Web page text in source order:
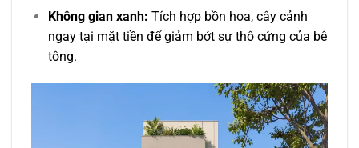
Không gian xanh: Tích hợp bồn hoa, cây cảnh
ngay tại mặt tiền để giảm bớt sự thô cứng của bê
tông.